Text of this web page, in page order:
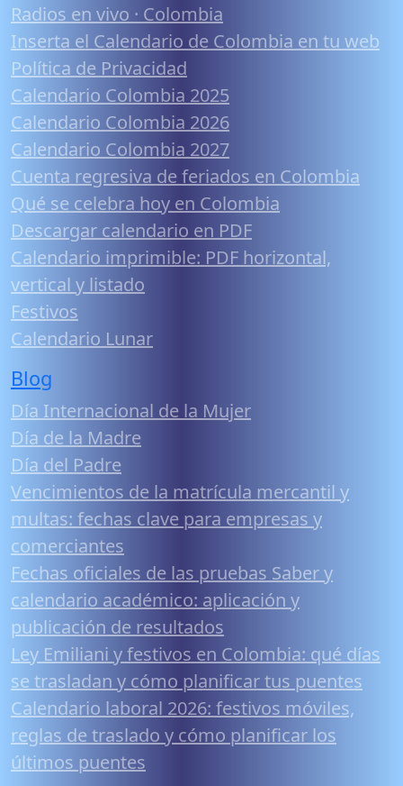
Radios en vivo · Colombia
Inserta el Calendario de Colombia en tu web
Política de Privacidad
Calendario Colombia 2025
Calendario Colombia 2026
Calendario Colombia 2027
Cuenta regresiva de feriados en Colombia
Qué se celebra hoy en Colombia
Descargar calendario en PDF
Calendario imprimible: PDF horizontal,
vertical y listado
Festivos
Calendario Lunar
Blog
Día Internacional de la Mujer
Día de la Madre
Día del Padre
Vencimientos de la matrícula mercantil y
multas: fechas clave para empresas y
comerciantes
Fechas oficiales de las pruebas Saber y
calendario académico: aplicación y
publicación de resultados
Ley Emiliani y festivos en Colombia: qué días
se trasladan y cómo planificar tus puentes
Calendario laboral 2026: festivos móviles,
reglas de traslado y cómo planificar los
últimos puentes